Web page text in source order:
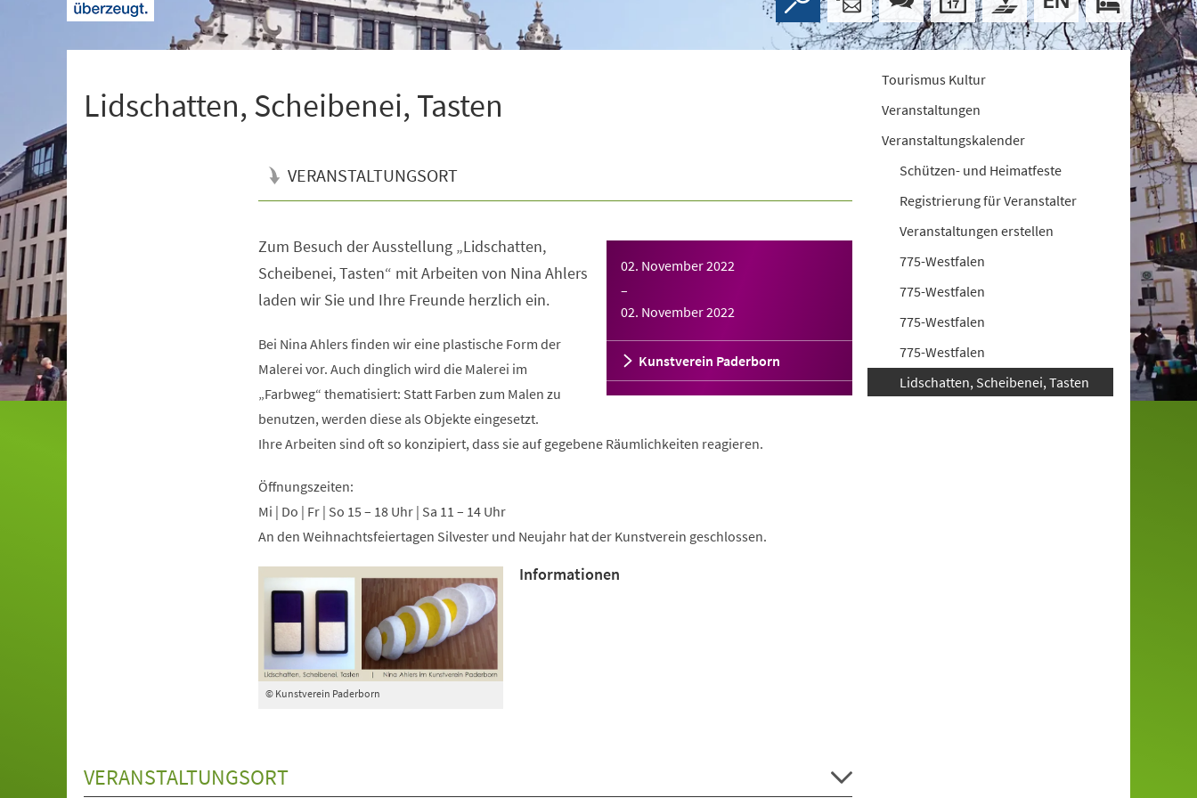
Lidschatten, Scheibenei, Tasten
VERANSTALTUNGSORT
02. November 2022
–
02. November 2022
Kunstverein Paderborn
Zum Besuch der Ausstellung „Lidschatten,
Scheibenei, Tasten“ mit Arbeiten von Nina Ahlers
laden wir Sie und Ihre Freunde herzlich ein.
Bei Nina Ahlers finden wir eine plastische Form der
Malerei vor. Auch dinglich wird die Malerei im
„Farbweg“ thematisiert: Statt Farben zum Malen zu
benutzen, werden diese als Objekte eingesetzt.
Ihre Arbeiten sind oft so konzipiert, dass sie auf gegebene Räumlichkeiten reagieren.
Öffnungszeiten:
Mi | Do | Fr | So 15 – 18 Uhr | Sa 11 – 14 Uhr
An den Weihnachtsfeiertagen Silvester und Neujahr hat der Kunstverein geschlossen.
© Kunstverein Paderborn
Informationen
VERANSTALTUNGSORT
Tourismus Kultur
Veranstaltungen
Veranstaltungskalender
Schützen- und Heimatfeste
Registrierung für Veranstalter
Veranstaltungen erstellen
775-Westfalen
775-Westfalen
775-Westfalen
775-Westfalen
Lidschatten, Scheibenei, Tasten